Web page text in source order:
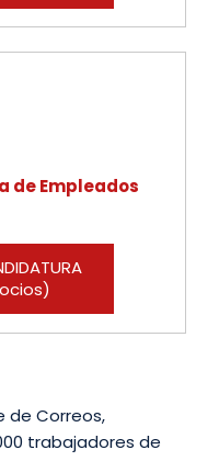
de Empleados
de Correos,
trabajadores de